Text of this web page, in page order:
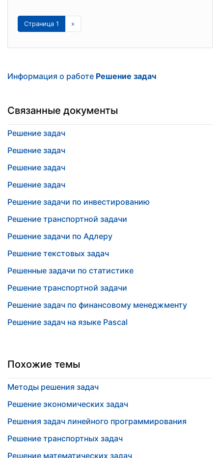
Страница 1 »
Информация о работе Решение задач
Связанные документы
Решение задач
Решение задач
Решение задач
Решение задач
Решение задачи по инвестированию
Решение транспортной задачи
Решение задачи по Адлеру
Решение текстовых задач
Решенные задачи по статистике
Решение транспортной задачи
Решение задач по финансовому менеджменту
Решение задач на языке Pascal
Похожие темы
Методы решения задач
Решение экономических задач
Решения задач линейного программирования
Решение транспортных задач
Решение математических задач